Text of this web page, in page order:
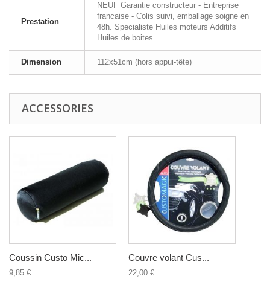
Prestation
NEUF Garantie constructeur - Entreprise
francaise - Colis suivi, emballage soigne en
48h. Specialiste Huiles moteurs Additifs
Huiles de boites
Dimension 112x51cm (hors appui-tête)
ACCESSORIES
Coussin Custo Mic...
9,85 €
Couvre volant Cus...
22,00 €